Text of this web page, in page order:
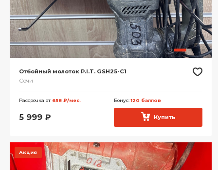
Отбойный молоток P.I.T. GSH25-C1
Сочи
Рассрочка от 658 ₽/мес. Бонус:120 баллов
5 999 ₽ Купить
Акция